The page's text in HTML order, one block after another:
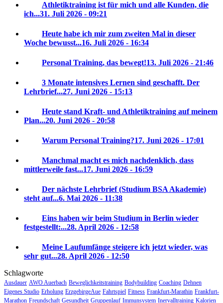
Athletiktraining ist für mich und alle Kunden, die
ich...31. Juli 2026 - 09:21
Heute habe ich mir zum zweiten Mal in dieser
Woche bewusst...16. Juli 2026 - 16:34
Personal Training, das bewegt!13. Juli 2026 - 21:46
3 Monate intensives Lernen sind geschafft. Der
Lehrbrief...27. Juni 2026 - 15:13
Heute stand Kraft- und Athletiktraining auf meinem
Plan...20. Juni 2026 - 20:58
Warum Personal Training?17. Juni 2026 - 17:01
Manchmal macht es mich nachdenklich, dass
mittlerweile fast...17. Juni 2026 - 16:59
Der nächste Lehrbrief (Studium BSA Akademie)
steht auf...6. Mai 2026 - 11:38
Eins haben wir beim Studium in Berlin wieder
festgestellt:...28. April 2026 - 12:58
Meine Laufumfänge steigere ich jetzt wieder, was
sehr gut...28. April 2026 - 12:50
Schlagworte
Ausdauer AWO Auerbach Beweglichkeitstraining Bodybuilding Coaching Dehnen
Eigenes Studio Erholung ErzgebirgeAue Fahrtspiel Fitness Frankfurt-Marathin Frankfurt-
Marathon Freundschaft Gesundheit Gruppenlauf Immunsystem Inervalltraining Kalorien